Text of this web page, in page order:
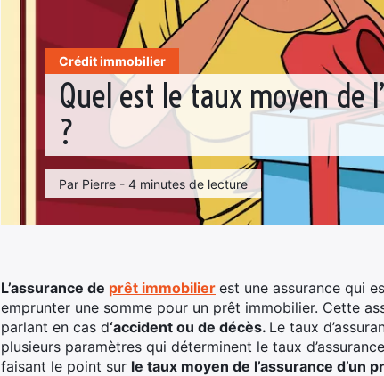
Crédit immobilier
Quel est le taux moyen de
?
Par Pierre - 4 minutes de lecture
L’assurance de prêt immobilier est une assurance qui
emprunter une somme pour un prêt immobilier. Cette
parlant en cas d‘accident ou de décès. Le taux
plusieurs paramètres qui déterminent le taux
faisant le point sur le taux moyen de l’assurance d’un